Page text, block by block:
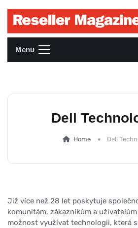
Menu
Dell
Home Dell
Již více než 28 let poskytuje
komunitám, zákazníkům a
možnost využívat technologii, která